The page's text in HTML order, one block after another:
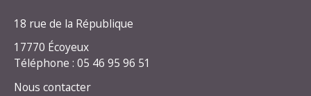
18 rue de la République
17770 Écoyeux
Téléphone : 05 46 95 96 51
Nous contacter